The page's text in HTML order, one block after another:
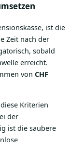
ist die
Zeit nach der
sobald
erreicht.
von CHF
Kriterien
der
ist die saubere